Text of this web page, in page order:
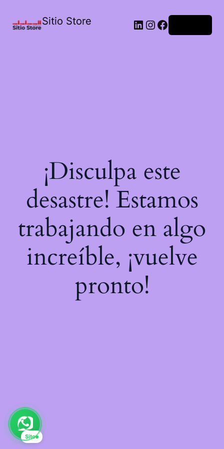
Sitio Store
¡Disculpa este
desastre! Estamos
trabajando en algo
increíble, ¡vuelve
pronto!
Sito